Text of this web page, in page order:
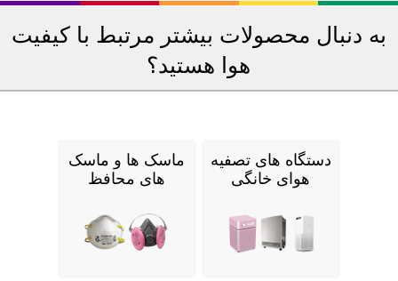
به دنبال محصولات بیشتر مرتبط با کیفیت
هوا هستید؟
دستگاه های تصفیه
هوای خانگی
ماسک ها و ماسک
های محافظ